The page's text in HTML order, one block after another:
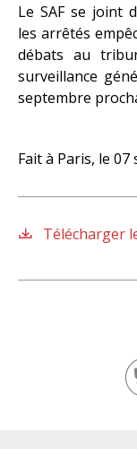
Le SAF se joint
les arrêtés
débats au
surveillance
septembre
Fait à Paris, le
Télécharger